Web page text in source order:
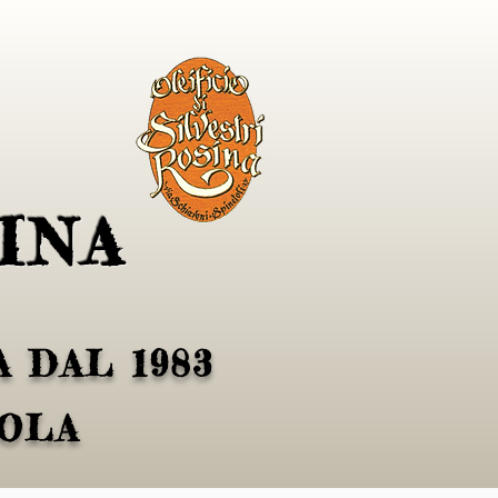
DAL 1983